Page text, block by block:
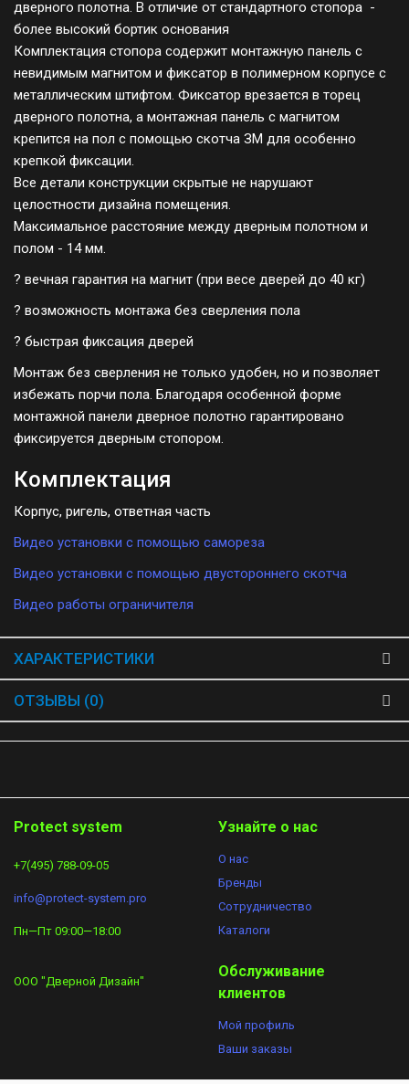
дверного полотна. В отличие от стандартного стопора -
более высокий бортик основания
Комплектация стопора содержит монтажную панель с
невидимым магнитом и фиксатор в полимерном корпусе с
металлическим штифтом. Фиксатор врезается в торец
дверного полотна, а монтажная панель с магнитом
крепится на пол с помощью скотча ЗМ для особенно
крепкой фиксации.
Все детали конструкции скрытые не нарушают
целостности дизайна помещения.
Максимальное расстояние между дверным полотном и
полом - 14 мм.
? вечная гарантия на магнит (при весе дверей до 40 кг)
? возможность монтажа без сверления пола
? быстрая фиксация дверей
Монтаж без сверления не только удобен, но и позволяет
избежать порчи пола. Благодаря особенной форме
монтажной панели дверное полотно гарантировано
фиксируется дверным стопором.
Комплектация
Корпус, ригель, ответная часть
Видео установки с помощью самореза
Видео установки с помощью двустороннего скотча
Видео работы ограничителя
ХАРАКТЕРИСТИКИ
ОТЗЫВЫ (0)
Protect system
+7(495) 788-09-05
info@protect-system.pro
Пн—Пт 09:00—18:00
ООО "Дверной Дизайн"
Узнайте о нас
О нас
Бренды
Сотрудничество​
Каталоги
Обслуживание
клиентов
Мой профиль
Ваши заказы